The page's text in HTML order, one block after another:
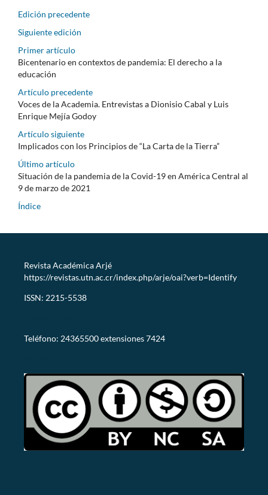
Edición precedente
Siguiente edición
Primer artículo
Bicentenario en contextos de pandemia: El derecho a la
educación
Artículo precedente
Voces de la Academia. Entrevistas a Dionisio Cabal y Luis
Enrique Mejía Godoy
Artículo siguiente
Implicados con los Principios de “La Carta de la Tierra”
Último artículo
Situación de la pandemia de la Covid-19 en América Central al
9 de marzo de 2021
Índice
Revista Académica Arjé
https://revistas.utn.ac.cr/index.php/arje/oai?verb=Identify
ISSN: 2215-5538
Teléfono: 24365500 extensiones 7424